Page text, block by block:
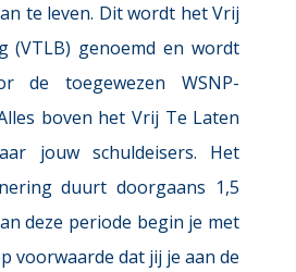
te leven. Dit wordt het Vrij
(VTLB) genoemd en wordt
de toegewezen WSNP-
boven het Vrij Te Laten
jouw schuldeisers. Het
duurt doorgaans 1,5
deze periode begin je met
voorwaarde dat jij je aan de